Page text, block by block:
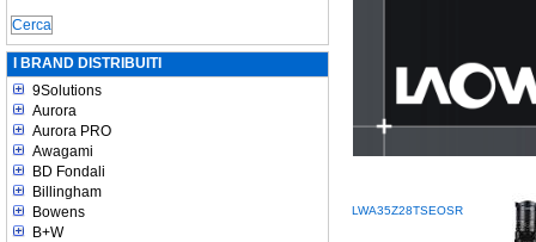
I BRAND DISTRIBUITI
9Solutions
Aurora
Aurora PRO
Awagami
BD Fondali
Billingham
Bowens
B+W
LWA35Z28TSEOSR